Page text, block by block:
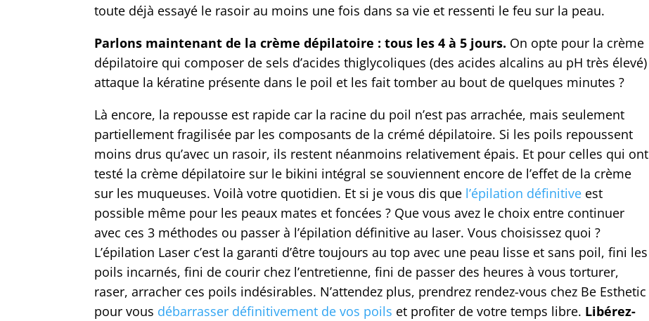
toute déjà essayé le rasoir au moins une fois dans sa vie et ressenti le feu sur la peau.
Parlons maintenant de la crème dépilatoire : tous les 4 à 5 jours. On opte pour la crème
dépilatoire qui composer de sels d’acides thiglycoliques (des acides alcalins au pH très élevé)
attaque la kératine présente dans le poil et les fait tomber au bout de quelques minutes ?
Là encore, la repousse est rapide car la racine du poil n’est pas arrachée, mais seulement
partiellement fragilisée par les composants de la crémé dépilatoire. Si les poils repoussent
moins drus qu’avec un rasoir, ils restent néanmoins relativement épais. Et pour celles qui ont
testé la crème dépilatoire sur le bikini intégral se souviennent encore de l’effet de la crème
sur les muqueuses. Voilà votre quotidien. Et si je vous dis que l’épilation définitive est
possible même pour les peaux mates et foncées ? Que vous avez le choix entre continuer
avec ces 3 méthodes ou passer à l’épilation définitive au laser. Vous choisissez quoi ?
L’épilation Laser c’est la garanti d’être toujours au top avec une peau lisse et sans poil, fini les
poils incarnés, fini de courir chez l’entretienne, fini de passer des heures à vous torturer,
raser, arracher ces poils indésirables. N’attendez plus, prendrez rendez-vous chez Be Esthetic
pour vous débarrasser définitivement de vos poils et profiter de votre temps libre. Libérez-